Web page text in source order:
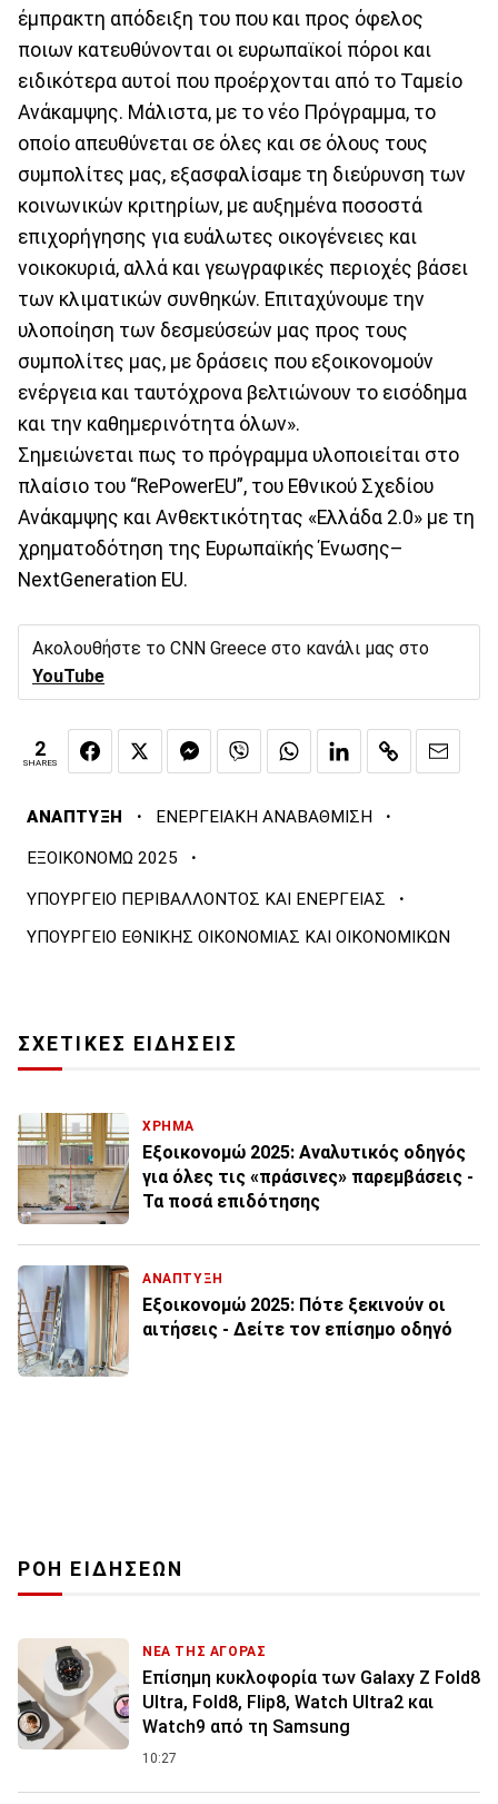
έμπρακτη απόδειξη του που και προς όφελος
ποιων κατευθύνονται οι ευρωπαϊκοί πόροι και
ειδικότερα αυτοί που προέρχονται από το Ταμείο
Ανάκαμψης. Μάλιστα, με το νέο Πρόγραμμα, το
οποίο απευθύνεται σε όλες και σε όλους τους
συμπολίτες μας, εξασφαλίσαμε τη διεύρυνση των
κοινωνικών κριτηρίων, με αυξημένα ποσοστά
επιχορήγησης για ευάλωτες οικογένειες και
νοικοκυριά, αλλά και γεωγραφικές περιοχές βάσει
των κλιματικών συνθηκών. Επιταχύνουμε την
υλοποίηση των δεσμεύσεών μας προς τους
συμπολίτες μας, με δράσεις που εξοικονομούν
ενέργεια και ταυτόχρονα βελτιώνουν το εισόδημα
και την καθημερινότητα όλων».
Σημειώνεται πως το πρόγραμμα υλοποιείται στο
πλαίσιο του “RePowerEU”, του Εθνικού Σχεδίου
Ανάκαμψης και Ανθεκτικότητας «Ελλάδα 2.0» με τη
χρηματοδότηση της Ευρωπαϊκής Ένωσης–
NextGeneration EU.
Ακολουθήστε το CNN Greece στο κανάλι μας στο
YouTube
2
SHARES
ΑΝΑΠΤΥΞΗ · ΕΝΕΡΓΕΙΑΚΗ ΑΝΑΒΑΘΜΙΣΗ ·
ΕΞΟΙΚΟΝΟΜΩ 2025 ·
ΥΠΟΥΡΓΕΙΟ ΠΕΡΙΒΑΛΛΟΝΤΟΣ ΚΑΙ ΕΝΕΡΓΕΙΑΣ ·
ΥΠΟΥΡΓΕΙΟ ΕΘΝΙΚΗΣ ΟΙΚΟΝΟΜΙΑΣ ΚΑΙ ΟΙΚΟΝΟΜΙΚΩΝ
ΣΧΕΤΙΚΕΣ ΕΙΔΗΣΕΙΣ
ΧΡΗΜΑ
Εξοικονομώ 2025: Αναλυτικός οδηγός
για όλες τις «πράσινες» παρεμβάσεις -
Τα ποσά επιδότησης
ΑΝΑΠΤΥΞΗ
Εξοικονομώ 2025: Πότε ξεκινούν οι
αιτήσεις - Δείτε τον επίσημο οδηγό
ΡΟΗ ΕΙΔΗΣΕΩΝ
ΝΕΑ ΤΗΣ ΑΓΟΡΑΣ
Επίσημη κυκλοφορία των Galaxy Z Fold8
Ultra, Fold8, Flip8, Watch Ultra2 και
Watch9 από τη Samsung
10:27